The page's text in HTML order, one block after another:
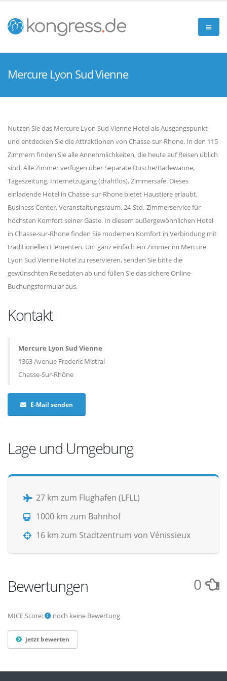
Mercure Lyon Sud Vienne
Nutzen Sie das Mercure Lyon Sud Vienne Hotel als Ausgangspunkt
und entdecken Sie die Attraktionen von Chasse-sur-Rhone. In den 115
Zimmern finden Sie alle Annehmlichkeiten, die heute auf Reisen üblich
sind. Alle Zimmer verfügen über Separate Dusche/Badewanne,
Tageszeitung, Internetzugang (drahtlos), Zimmersafe. Dieses
einladende Hotel in Chasse-sur-Rhone bietet Haustiere erlaubt,
Business Center, Veranstaltungsraum, 24-Std.-Zimmerservice für
höchsten Komfort seiner Gäste. In diesem außergewöhnlichen Hotel
in Chasse-sur-Rhone finden Sie modernen Komfort in Verbindung mit
traditionellen Elementen. Um ganz einfach ein Zimmer im Mercure
Lyon Sud Vienne Hotel zu reservieren, senden Sie bitte die
gewünschten Reisedaten ab und füllen Sie das sichere Online-
Buchungsformular aus.
Kontakt
Mercure Lyon Sud Vienne
1363 Avenue Frederic Mistral
Chasse-Sur-Rhône
E-Mail senden
Lage und Umgebung
27 km zum Flughafen (LFLL)
1000 km zum Bahnhof
16 km zum Stadtzentrum von Vénissieux
Bewertungen 0
MICE Score: noch keine Bewertung
jetzt bewerten